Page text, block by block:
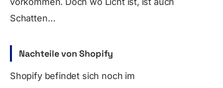
Schatten…
Nachteile von Shopify
Shopify befindet sich noch im